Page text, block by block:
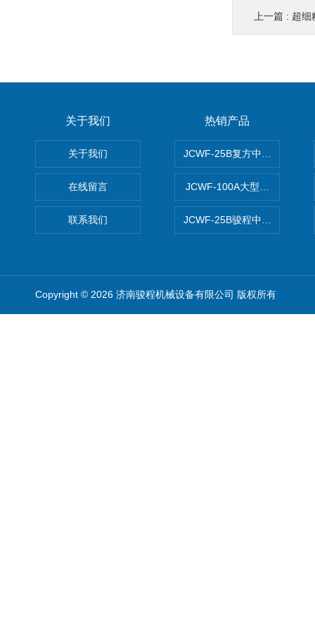
上一篇 : 超细
关于我们
关于我们
在线留言
联系我们
热销产品
JCWF-25B复方中药材超微粉
JCWF-100A大型中药材超微
JCWF-25B骏程中草药超细粉
Copyright © 2026 济南骏程机械设备有限公司 版权所有